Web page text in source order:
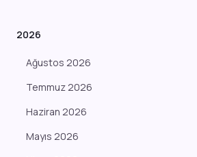
2026
Ağustos 2026
Temmuz 2026
Haziran 2026
Mayıs 2026